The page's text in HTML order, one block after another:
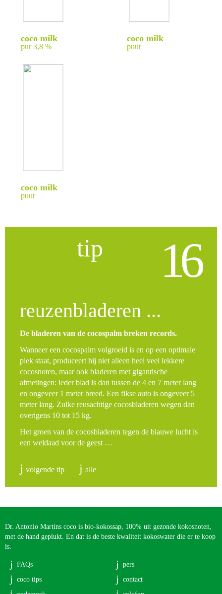
coco milk
pur 3,8 %
coco milk
puur
coco milk
puur
tip 16
reuzenbladeren ...
De bladeren van de cocospalm breken records.
Wanneer een cocospalm volgroeid is en op een optimale
plek staat, produceert hij niet alleen heel veel lekkere
cocosnoten, maar ook bladeren met gigantische
afmetingen: ieder blad is dan tussen de 4 en 7 meter lang
en ongeveer 1 meter breed. Een fikse auto is ongeveer 5
meter lang. Zulke reusachtige cocosbladeren wegen dan
overigens 10 tot 15 kg.
Het groen van de cocosbladeren tegen de blauwe lucht is
een weldaad voor de geest …
volgende tip alle
Dr. Antonio Martins coco is bio-kokossap, 100% uit gezonde kokosnoten,
met de hand geplukt. En dat is de beste kwaliteit kokoswater die er te koop
is.
FAQs
coco tips
pers
contact